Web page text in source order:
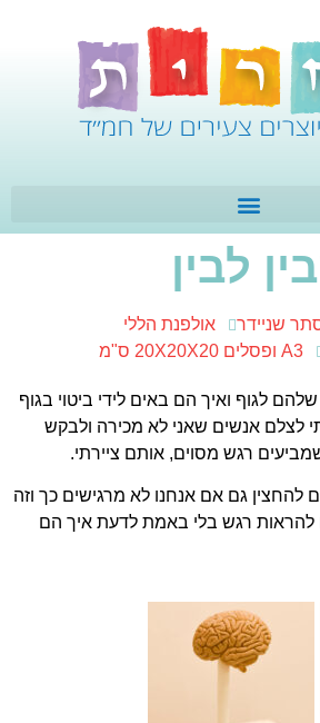
לבין
שניידר
אולפנת הללי
A3 ופסלים 20X20X20 ס"מ
לגוף ואיך הם באים לידי ביטוי בגוף
לצלם אנשים שאני לא מכירה ולבקש
רגש מסוים, אותם ציירתי.
להחצין גם אם אנחנו לא מרגישים כך וזה
רגש בלי באמת לדעת איך הם